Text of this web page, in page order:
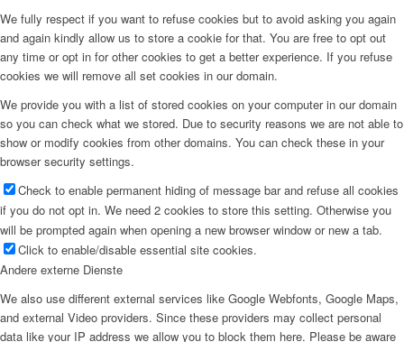
We fully respect if you want to refuse cookies but to avoid asking you again
and again kindly allow us to store a cookie for that. You are free to opt out
any time or opt in for other cookies to get a better experience. If you refuse
cookies we will remove all set cookies in our domain.
We provide you with a list of stored cookies on your computer in our domain
so you can check what we stored. Due to security reasons we are not able to
show or modify cookies from other domains. You can check these in your
browser security settings.
Check to enable permanent hiding of message bar and refuse all cookies
if you do not opt in. We need 2 cookies to store this setting. Otherwise you
will be prompted again when opening a new browser window or new a tab.
Click to enable/disable essential site cookies.
Andere externe Dienste
We also use different external services like Google Webfonts, Google Maps,
and external Video providers. Since these providers may collect personal
data like your IP address we allow you to block them here. Please be aware